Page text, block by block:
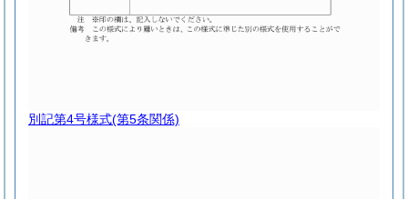
別記第4号様式(第5条関係)